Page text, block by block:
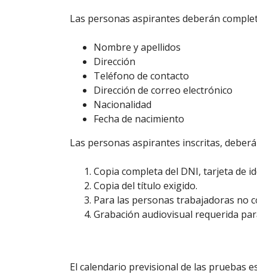
Las personas aspirantes deberán
Nombre y apellidos
Dirección
Teléfono de contacto
Dirección de correo electrónico
Nacionalidad
Fecha de nacimiento
Las personas aspirantes inscritas,
Copia completa del DNI, tarjeta de
Copia del título exigido.
Para las personas trabajadoras no
Grabación audiovisual requerida
El calendario previsional de las pruebas